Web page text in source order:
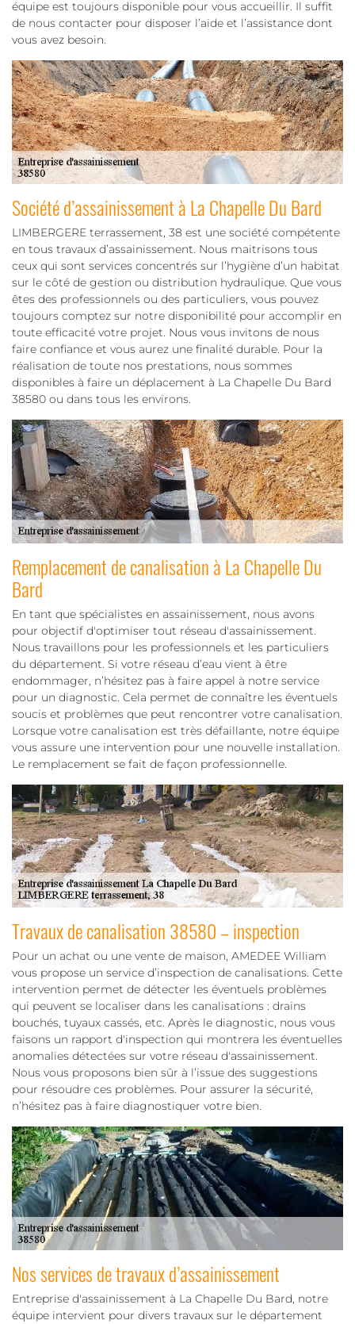
équipe est toujours disponible pour vous accueillir. Il suffit
de nous contacter pour disposer l’aide et l’assistance dont
vous avez besoin.
Société d’assainissement à La Chapelle Du Bard
LIMBERGERE terrassement, 38 est une société compétente
en tous travaux d’assainissement. Nous maitrisons tous
ceux qui sont services concentrés sur l’hygiène d’un habitat
sur le côté de gestion ou distribution hydraulique. Que vous
êtes des professionnels ou des particuliers, vous pouvez
toujours comptez sur notre disponibilité pour accomplir en
toute efficacité votre projet. Nous vous invitons de nous
faire confiance et vous aurez une finalité durable. Pour la
réalisation de toute nos prestations, nous sommes
disponibles à faire un déplacement à La Chapelle Du Bard
38580 ou dans tous les environs.
Remplacement de canalisation à La Chapelle Du
Bard
En tant que spécialistes en assainissement, nous avons
pour objectif d'optimiser tout réseau d'assainissement.
Nous travaillons pour les professionnels et les particuliers
du département. Si votre réseau d’eau vient à être
endommager, n’hésitez pas à faire appel à notre service
pour un diagnostic. Cela permet de connaître les éventuels
soucis et problèmes que peut rencontrer votre canalisation.
Lorsque votre canalisation est très défaillante, notre équipe
vous assure une intervention pour une nouvelle installation.
Le remplacement se fait de façon professionnelle.
Travaux de canalisation 38580 – inspection
Pour un achat ou une vente de maison, AMEDEE William
vous propose un service d’inspection de canalisations. Cette
intervention permet de détecter les éventuels problèmes
qui peuvent se localiser dans les canalisations : drains
bouchés, tuyaux cassés, etc. Après le diagnostic, nous vous
faisons un rapport d'inspection qui montrera les éventuelles
anomalies détectées sur votre réseau d'assainissement.
Nous vous proposons bien sûr à l’issue des suggestions
pour résoudre ces problèmes. Pour assurer la sécurité,
n’hésitez pas à faire diagnostiquer votre bien.
Nos services de travaux d’assainissement
Entreprise d'assainissement à La Chapelle Du Bard, notre
équipe intervient pour divers travaux sur le département